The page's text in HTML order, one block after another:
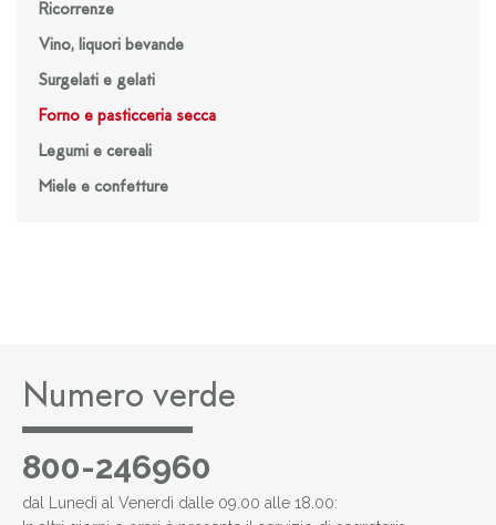
Ricorrenze
Vino, liquori bevande
Surgelati e gelati
Forno e pasticceria secca
Legumi e cereali
Miele e confetture
Numero verde
800-246960
dal Lunedì al Venerdì dalle 09.00 alle 18.00: